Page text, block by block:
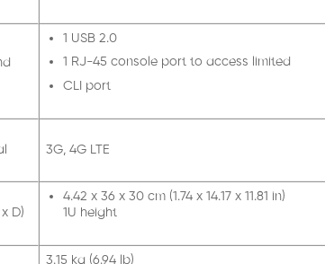
1 USB 2.0
1 RJ-45 console port to access limited
CLI port
3G, 4G LTE
D)
4.42 x 36 x 30 cm (1.74 x 14.17 x 11.81 in)
1U height
3.15 kg (6.94 lb)